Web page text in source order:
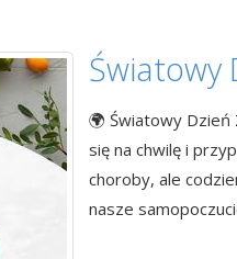
Światowy
🌍 Światowy
się na chwilę i
choroby, ale
nasze